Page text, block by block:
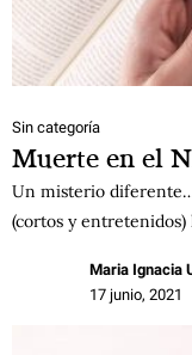
Sin categoría
Muerte en el
Un misterio
(cortos y entretenidos)
Maria Ignacia
17 junio, 2021